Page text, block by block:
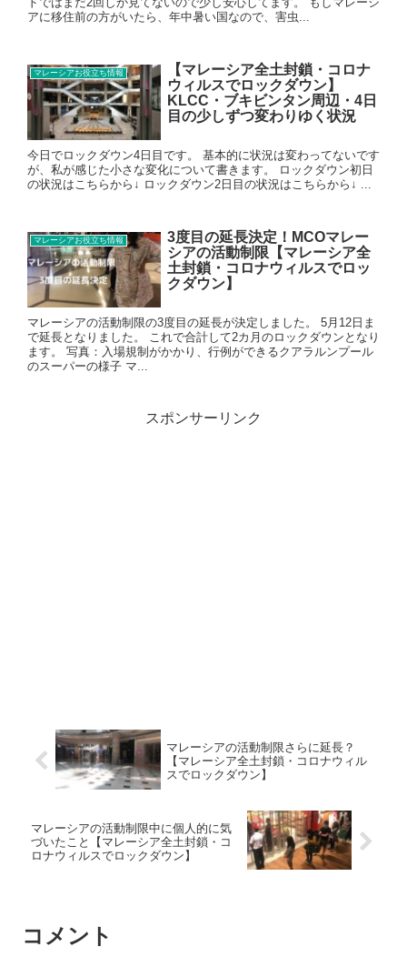
アに移住前の方がいたら、年中暑い国なので、害虫...
マレーシアお役立ち情報
【マレーシア全土封鎖・コロナ
ウィルスでロックダウン】
KLCC・ブキビンタン周辺・4日
目の少しずつ変わりゆく状況
今日でロックダウン4日目です。 基本的に状況は変わってないです
が、私が感じた小さな変化について書きます。 ロックダウン初日
の状況はこちらから↓ ロックダウン2日目の状況はこちらから↓ ...
マレーシアお役立ち情報
3度目の延長決定！MCOマレー
シアの活動制限【マレーシア全
土封鎖・コロナウィルスでロッ
クダウン】
マレーシアの活動制限の3度目の延長が決定しました。 5月12日ま
で延長となりました。 これで合計して2カ月のロックダウンとなり
ます。 写真：入場規制がかかり、行例ができるクアラルンプール
のスーパーの様子 マ...
スポンサーリンク
マレーシアの活動制限さらに延長？
【マレーシア全土封鎖・コロナウィル
スでロックダウン】
マレーシアの活動制限中に個人的に気
づいたこと【マレーシア全土封鎖・コ
ロナウィルスでロックダウン】
コメント